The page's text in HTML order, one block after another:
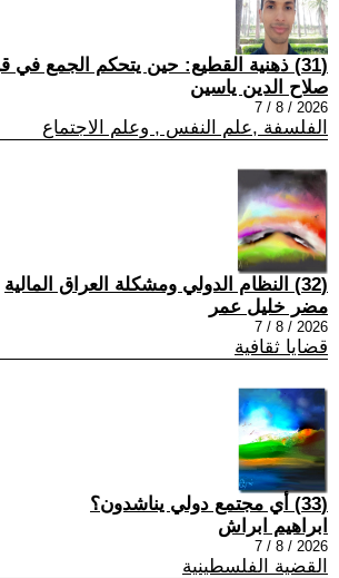
(31) ذهنية القطيع: حين يتحكم الجمع في قراراتنا
صلاح الدين ياسين
2026 / 8 / 7
الفلسفة ,علم النفس , وعلم الاجتماع
(32) النظام الدولي ومشكلة العراق المالية
مضر خليل عمر
2026 / 8 / 7
قضايا ثقافية
(33) أي مجتمع دولي يناشدون؟
ابراهيم ابراش
2026 / 8 / 7
القضية الفلسطينية